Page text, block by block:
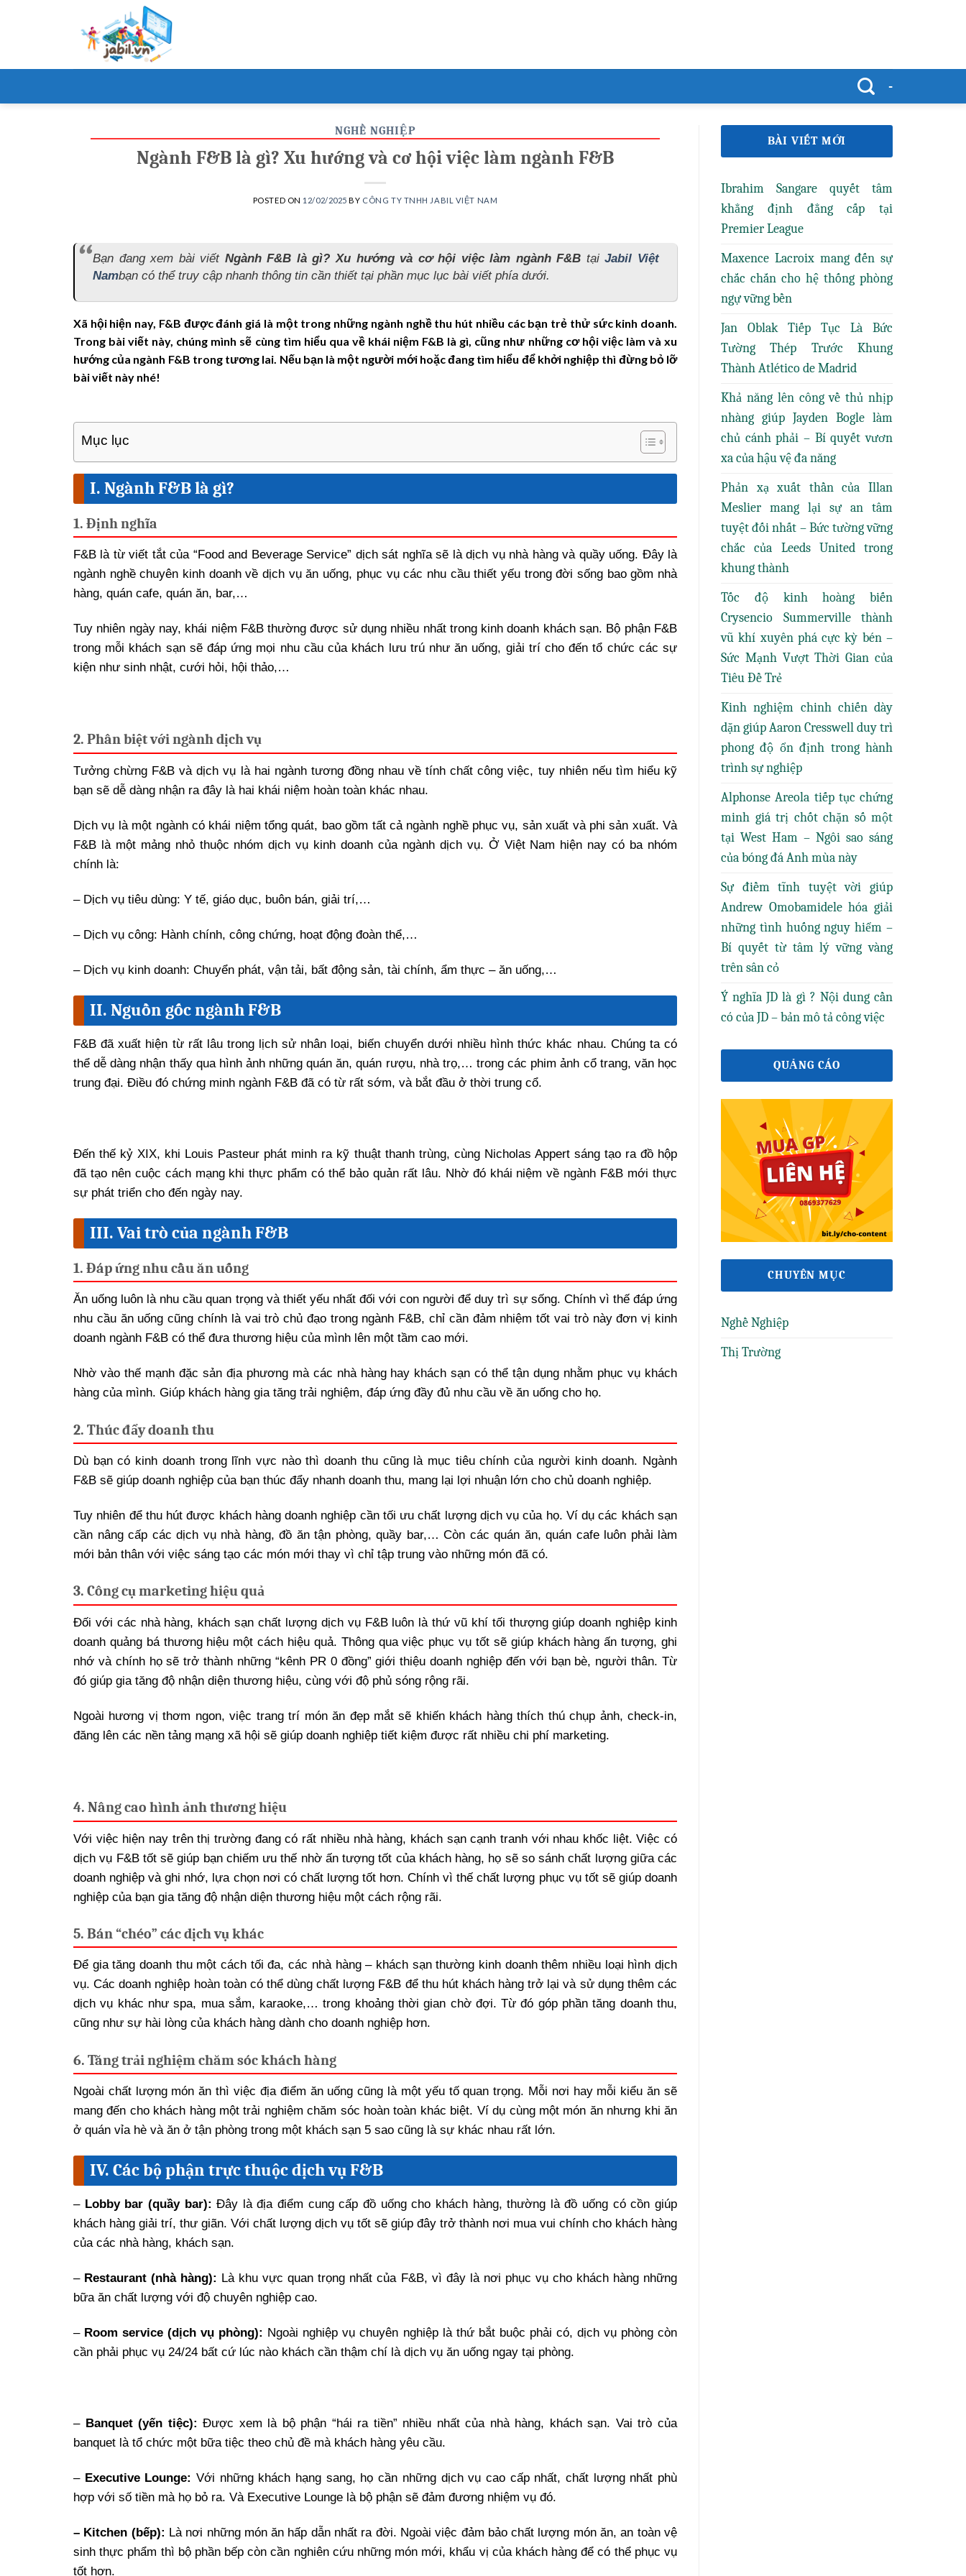
-
NGHỀ NGHIỆP
Ngành F&B là gì? Xu hướng và cơ hội việc làm ngành F&B
POSTED ON 12/02/2025 BY CÔNG TY TNHH JABIL VIỆT NAM
Bạn đang xem bài viết Ngành F&B là gì? Xu hướng và cơ hội việc làm ngành F&B tạiJabil Việt
Nambạn có thể truy cập nhanh thông tin cần thiết tại phần mục lục bài viết phía dưới.
Xã hội hiện nay, F&B được đánh giá là một trong những ngành nghề thu hút nhiều các bạn trẻ thử sức kinh doanh.
Trong bài viết này, chúng mình sẽ cùng tìm hiểu qua về khái niệm F&B là gì, cũng như những cơ hội việc làm và xu
hướng của ngành F&B trong tương lai. Nếu bạn là một người mới hoặc đang tìm hiểu để khởi nghiệp thì đừng bỏ lỡ
bài viết này nhé!
Mục lục
I. Ngành F&B là gì?
1. Định nghĩa
F&B là từ viết tắt của “Food and Beverage Service” dịch sát nghĩa sẽ là dịch vụ nhà hàng và quầy uống. Đây là
ngành nghề chuyên kinh doanh về dịch vụ ăn uống, phục vụ các nhu cầu thiết yếu trong đời sống bao gồm nhà
hàng, quán cafe, quán ăn, bar,…
Tuy nhiên ngày nay, khái niệm F&B thường được sử dụng nhiều nhất trong kinh doanh khách sạn. Bộ phận F&B
trong mỗi khách sạn sẽ đáp ứng mọi nhu cầu của khách lưu trú như ăn uống, giải trí cho đến tổ chức các sự
kiện như sinh nhật, cưới hỏi, hội thảo,…
2. Phân biệt với ngành dịch vụ
Tưởng chừng F&B và dịch vụ là hai ngành tương đồng nhau về tính chất công việc, tuy nhiên nếu tìm hiểu kỹ
bạn sẽ dễ dàng nhận ra đây là hai khái niệm hoàn toàn khác nhau.
Dịch vụ là một ngành có khái niệm tổng quát, bao gồm tất cả ngành nghề phục vụ, sản xuất và phi sản xuất. Và
F&B là một mảng nhỏ thuộc nhóm dịch vụ kinh doanh của ngành dịch vụ. Ở Việt Nam hiện nay có ba nhóm
chính là:
– Dịch vụ tiêu dùng: Y tế, giáo dục, buôn bán, giải trí,…
– Dịch vụ công: Hành chính, công chứng, hoạt động đoàn thể,…
– Dịch vụ kinh doanh: Chuyển phát, vận tải, bất động sản, tài chính, ẩm thực – ăn uống,…
II. Nguồn gốc ngành F&B
F&B đã xuất hiện từ rất lâu trong lịch sử nhân loại, biến chuyển dưới nhiều hình thức khác nhau. Chúng ta có
thể dễ dàng nhận thấy qua hình ảnh những quán ăn, quán rượu, nhà trọ,… trong các phim ảnh cổ trang, văn học
trung đại. Điều đó chứng minh ngành F&B đã có từ rất sớm, và bắt đầu ở thời trung cổ.
Đến thế kỷ XIX, khi Louis Pasteur phát minh ra kỹ thuật thanh trùng, cùng Nicholas Appert sáng tạo ra đồ hộp
đã tạo nên cuộc cách mạng khi thực phẩm có thể bảo quản rất lâu. Nhờ đó khái niệm về ngành F&B mới thực
sự phát triển cho đến ngày nay.
III. Vai trò của ngành F&B
1. Đáp ứng nhu cầu ăn uống
Ăn uống luôn là nhu cầu quan trọng và thiết yếu nhất đối với con người để duy trì sự sống. Chính vì thế đáp ứng
nhu cầu ăn uống cũng chính là vai trò chủ đạo trong ngành F&B, chỉ cần đảm nhiệm tốt vai trò này đơn vị kinh
doanh ngành F&B có thể đưa thương hiệu của mình lên một tầm cao mới.
Nhờ vào thế mạnh đặc sản địa phương mà các nhà hàng hay khách sạn có thể tận dụng nhằm phục vụ khách
hàng của mình. Giúp khách hàng gia tăng trải nghiệm, đáp ứng đầy đủ nhu cầu về ăn uống cho họ.
2. Thúc đẩy doanh thu
Dù bạn có kinh doanh trong lĩnh vực nào thì doanh thu cũng là mục tiêu chính của người kinh doanh. Ngành
F&B sẽ giúp doanh nghiệp của bạn thúc đẩy nhanh doanh thu, mang lại lợi nhuận lớn cho chủ doanh nghiệp.
Tuy nhiên để thu hút được khách hàng doanh nghiệp cần tối ưu chất lượng dịch vụ của họ. Ví dụ các khách sạn
cần nâng cấp các dịch vụ nhà hàng, đồ ăn tận phòng, quầy bar,… Còn các quán ăn, quán cafe luôn phải làm
mới bản thân với việc sáng tạo các món mới thay vì chỉ tập trung vào những món đã có.
3. Công cụ marketing hiệu quả
Đối với các nhà hàng, khách sạn chất lượng dịch vụ F&B luôn là thứ vũ khí tối thượng giúp doanh nghiệp kinh
doanh quảng bá thương hiệu một cách hiệu quả. Thông qua việc phục vụ tốt sẽ giúp khách hàng ấn tượng, ghi
nhớ và chính họ sẽ trở thành những “kênh PR 0 đồng” giới thiệu doanh nghiệp đến với bạn bè, người thân. Từ
đó giúp gia tăng độ nhận diện thương hiệu, cùng với độ phủ sóng rộng rãi.
Ngoài hương vị thơm ngon, việc trang trí món ăn đẹp mắt sẽ khiến khách hàng thích thú chụp ảnh, check-in,
đăng lên các nền tảng mạng xã hội sẽ giúp doanh nghiệp tiết kiệm được rất nhiều chi phí marketing.
4. Nâng cao hình ảnh thương hiệu
Với việc hiện nay trên thị trường đang có rất nhiều nhà hàng, khách sạn cạnh tranh với nhau khốc liệt. Việc có
dịch vụ F&B tốt sẽ giúp bạn chiếm ưu thế nhờ ấn tượng tốt của khách hàng, họ sẽ so sánh chất lượng giữa các
doanh nghiệp và ghi nhớ, lựa chọn nơi có chất lượng tốt hơn. Chính vì thế chất lượng phục vụ tốt sẽ giúp doanh
nghiệp của bạn gia tăng độ nhận diện thương hiệu một cách rộng rãi.
5. Bán “chéo” các dịch vụ khác
Để gia tăng doanh thu một cách tối đa, các nhà hàng – khách sạn thường kinh doanh thêm nhiều loại hình dịch
vụ. Các doanh nghiệp hoàn toàn có thể dùng chất lượng F&B để thu hút khách hàng trở lại và sử dụng thêm các
dịch vụ khác như spa, mua sắm, karaoke,… trong khoảng thời gian chờ đợi. Từ đó góp phần tăng doanh thu,
cũng như sự hài lòng của khách hàng dành cho doanh nghiệp hơn.
6. Tăng trải nghiệm chăm sóc khách hàng
Ngoài chất lượng món ăn thì việc địa điểm ăn uống cũng là một yếu tố quan trọng. Mỗi nơi hay mỗi kiểu ăn sẽ
mang đến cho khách hàng một trải nghiệm chăm sóc hoàn toàn khác biệt. Ví dụ cùng một món ăn nhưng khi ăn
ở quán vỉa hè và ăn ở tận phòng trong một khách sạn 5 sao cũng là sự khác nhau rất lớn.
IV. Các bộ phận trực thuộc dịch vụ F&B
– Lobby bar (quầy bar): Đây là địa điểm cung cấp đồ uống cho khách hàng, thường là đồ uống có cồn giúp
khách hàng giải trí, thư giãn. Với chất lượng dịch vụ tốt sẽ giúp đây trở thành nơi mua vui chính cho khách hàng
của các nhà hàng, khách sạn.
–Restaurant (nhà hàng): Là khu vực quan trọng nhất của F&B, vì đây là nơi phục vụ cho khách hàng những
bữa ăn chất lượng với độ chuyên nghiệp cao.
– Room service (dịch vụ phòng): Ngoài nghiệp vụ chuyên nghiệp là thứ bắt buộc phải có, dịch vụ phòng còn
cần phải phục vụ 24/24 bất cứ lúc nào khách cần thậm chí là dịch vụ ăn uống ngay tại phòng.
– Banquet (yến tiệc):Được xem là bộ phận “hái ra tiền” nhiều nhất của nhà hàng, khách sạn. Vai trò của
banquet là tổ chức một bữa tiệc theo chủ đề mà khách hàng yêu cầu.
– Executive Lounge:Với những khách hạng sang, họ cần những dịch vụ cao cấp nhất, chất lượng nhất phù
hợp với số tiền mà họ bỏ ra. Và Executive Lounge là bộ phận sẽ đảm đương nhiệm vụ đó.
– Kitchen (bếp): Là nơi những món ăn hấp dẫn nhất ra đời. Ngoài việc đảm bảo chất lượng món ăn, an toàn vệ
sinh thực phẩm thì bộ phần bếp còn cần nghiên cứu những món mới, khẩu vị của khách hàng để có thể phục vụ
tốt hơn.
BÀI VIẾT MỚI
Ibrahim Sangare quyết tâm
khẳng định đẳng cấp tại
Premier League
Maxence Lacroix mang đến sự
chắc chắn cho hệ thống phòng
ngự vững bền
Jan Oblak Tiếp Tục Là Bức
Tường Thép Trước Khung
Thành Atlético de Madrid
Khả năng lên công về thủ nhịp
nhàng giúp Jayden Bogle làm
chủ cánh phải – Bí quyết vươn
xa của hậu vệ đa năng
Phản xạ xuất thần của Illan
Meslier mang lại sự an tâm
tuyệt đối nhất – Bức tường vững
chắc của Leeds United trong
khung thành
Tốc độ kinh hoàng biến
Crysencio Summerville thành
vũ khí xuyên phá cực kỳ bén –
Sức Mạnh Vượt Thời Gian của
Tiêu Đề Trẻ
Kinh nghiệm chinh chiến dày
dặn giúp Aaron Cresswell duy trì
phong độ ổn định trong hành
trình sự nghiệp
Alphonse Areola tiếp tục chứng
minh giá trị chốt chặn số một
tại West Ham – Ngôi sao sáng
của bóng đá Anh mùa này
Sự điềm tĩnh tuyệt vời giúp
Andrew Omobamidele hóa giải
những tình huống nguy hiểm –
Bí quyết từ tâm lý vững vàng
trên sân cỏ
Ý nghĩa JD là gì ? Nội dung cần
có của JD – bản mô tả công việc
QUẢNG CÁO
CHUYÊN MỤC
Nghề Nghiệp
Thị Trường